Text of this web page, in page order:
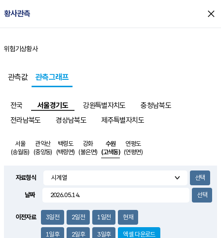
황사관측 close
홈
위험기상황사
관측값 관측그래프
전국 서울경기도 강원특별자치도
충청남북도
전라남북도
경상남북도 제주특별자치도
서울
(송월동)
관악산
(중앙동)
백령도
(백령면)
강화
(불은면)
수원
(고색동)
연평도
(연평면)
자료형식
날짜
이전자료 3일전 2일전 1일전 현재
1일후 2일후 3일후 엑셀 다운로드